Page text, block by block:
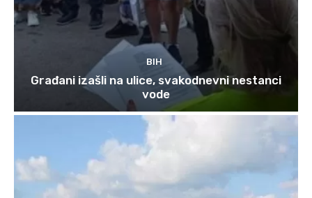
BIH
Građani izašli na ulice, svakodnevni nestanci
vode